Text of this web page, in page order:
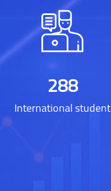
300
International student